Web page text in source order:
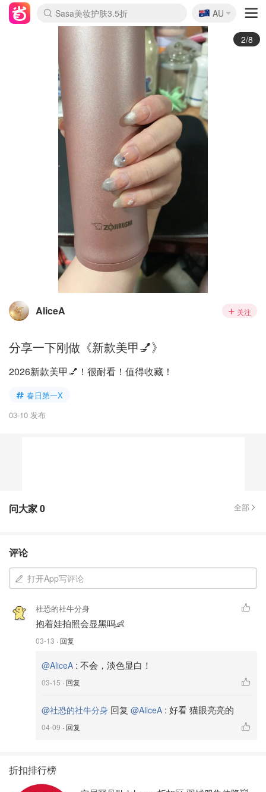
lululemon折扣上新
Sasa美妆护肤3.5折
SSENSE年中3折
FreshBeauty好价汇总
Cettire降价+叠9折
Farfetch折上8折
WWS Coles超市实拍
viagogo二手票捡漏
Myer清仓1折起
The Outnet奢牌1折起
David Jones 3折起
Flannels大牌1折
Perfumes Club护肤1折
AMIRO返校季6.2折
Oweek抽奖送Airpods
Amazon折扣汇总
eToro入金$200送$50
Amazon数码好物
ICONIC本周7.5折
ThedoubleF高奢地板价
Moose Knuckles 6折
丝芙兰5折起
EUFY官网3.7折起
Selenichast首饰2折
Trip机票酒店促销
YSL送5件彩妆礼
Amazon家居好物
BIGBANG巡演开票
David Jones时尚3折
Amazon美妆护肤
雅漾大喷$8
过敏原检测盒$33
伊索独家赠50ml沐浴露
科颜氏清仓3折
SEALIFE海洋馆门票6折
丝塔芙大白罐$16
订阅Newsletter送香薰
Cult Beauty 6.8折
Harrods圣诞日历2.3折
LN-CC奢牌私促3折
d'Alba空姐喷雾$16
EVE LOM套装逆天2折
Bernardelli独家4折
Adore Beauty 6折起
CT圣诞日历
Mytheresa奢品2.7折
Luxury Escapes 9折
Currentbody美容仪9折
MOON Garden Live
ALLSAINTS美衣3折
Roborock扫地机3.7折
Tingo Life水杯$24
Valentino官网5折
CR洗发护发6.3折
🇦🇺
AU
3/8
AliceA 关注
分享一下刚做《新款美甲💅》
2026新款美甲💅！很耐看！值得收藏！
春日第一X
03-10 发布
问大家0 全部
评论
打开App写评论
社恐的社牛分身
抱着娃拍照会显黑吗👶
03-13 · 回复
@AliceA : 不会，淡色显白！
03-15 · 回复
@社恐的社牛分身 回复 @AliceA : 好看 猫眼亮亮的
04-09 · 回复
折扣排行榜